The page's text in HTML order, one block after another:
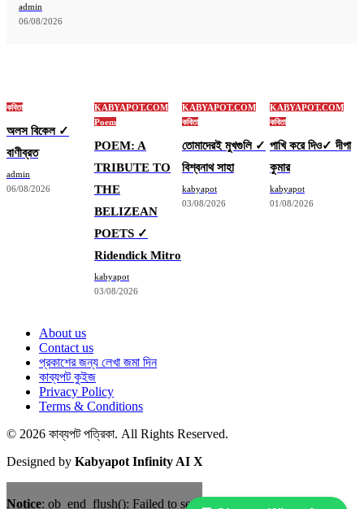
admin
06/08/2026
কবিতা
অলস বিকেল ✓
বাণীব্রত
admin
06/08/2026
KABYAPOT.COM
Poem
POEM: A
TRIBUTE TO
THE
BELIZEAN
POETS ✓
Ridendick Mitro
kabyapot
03/08/2026
KABYAPOT.COM
কবিতা
তোমাদেরই মুখগুলি ✓
বিশ্বনাথ সাহা
kabyapot
03/08/2026
KABYAPOT.COM
কবিতা
পাখি করে দিও✓ দীপা
কুমার
kabyapot
01/08/2026
About us
Contact us
প্রকাশের জন্য লেখা জমা দিন
কাব্যপট কুইজ
Privacy Policy
Terms & Conditions
© 2026 কাব্যপট পত্রিকা. All Rights Reserved.
Designed by Kabyapot Infinity AI X
Notice: ob_end_flush(): Failed to send buffer of zlib output